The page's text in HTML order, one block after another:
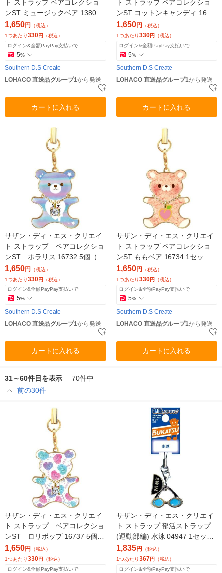
ト ストラップ ベアコレクショ
ンST ミュージックベア 13802
1セット(5個)（直送品）
1,650円
（税込）
1つあたり330円 （税込）
ログイン&全額PayPay支払いで
5%
Southern D.S Create
LOHACO 直送品グループ1から発送
カートに入れる
ト ストラップ ベアコレクショ
ンST コットンキャンディ 1673
1 1セット(5個)（直送品）
1,650円
（税込）
1つあたり330円 （税込）
ログイン&全額PayPay支払いで
5%
Southern D.S Create
LOHACO 直送品グループ1から発送
カートに入れる
サザン・ディ・エス・クリエイ
ト ストラップ ベアコレクショ
ンST ポラリス 16732 5個（直
送品）
1,650円 （税込）
1つあたり330円 （税込）
ログイン&全額PayPay支払いで
5%
Southern D.S Create
LOHACO 直送品グループ1から発送
カートに入れる
サザン・ディ・エス・クリエイ
ト ストラップ ベアコレクショ
ンST ももベア 16734 1セット(5
個)（直送品）
1,650円 （税込）
1つあたり330円 （税込）
ログイン&全額PayPay支払いで
5%
Southern D.S Create
LOHACO 直送品グループ1から発送
カートに入れる
31～60件目を表示
70件中
前の30件
サザン・ディ・エス・クリエイ
ト ストラップ ベアコレクショ
ンST ロリポップ 16737 5個
（直送品）
1,650円
（税込）
1つあたり330円 （税込）
ログイン&全額PayPay支払いで
サザン・ディ・エス・クリエイ
ト ストラップ 部活ストラップ
(運動部編) 水泳 04947 1セット
(5個)（直送品）
1,835円
（税込）
1つあたり367 円 （税込）
ログイン&全額PayPay支払いで